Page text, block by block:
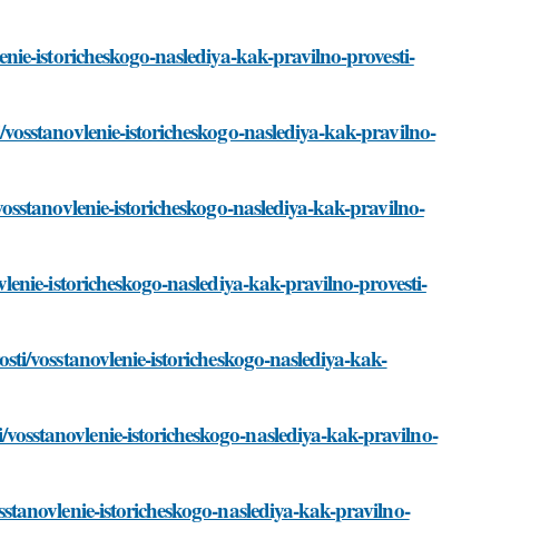
istoricheskogo-naslediya-kak-pravilno-provesti-
istoricheskogo-naslediya-kak-pravilno-
istoricheskogo-naslediya-kak-pravilno-
istoricheskogo-naslediya-kak-pravilno-provesti-
vosstanovlenie-istoricheskogo-naslediya-kak-
istoricheskogo-naslediya-kak-pravilno-
istoricheskogo-naslediya-kak-pravilno-